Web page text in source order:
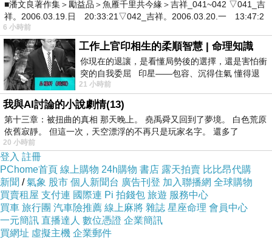
貝爾電池全系列均依照原廠電池的尺寸、規格製作，並通過ISO測試標準
阻之長效電池芯，IC保護迴路，具溫控及電流保險絲自動保護裝置，在過
上，符合國際安全規範，電流持久穩定，並獲得歐盟ROHS環保認證，品
本公司產品外銷歐美，並投保明台產物保險壹仟萬元整，讓您買的安心，
■潘文良著作集＞勵益品＞魚雁千里共今緣＞吉祥_041~042 ▽041_吉
祥。2006.03.19.日 20:33:21▽042_吉祥。2006.03.20.一 13:47:2
6 小時前
工作上官印相生的柔順智慧 | 命理知識
你現在的退讓，是看懂局勢後的選擇，還是害怕衝
突的自我委屈 印星——包容、沉得住氣 懂得退
一步觀察，不會
21 小時前
我與AI討論的小說劇情(13)
第十三章：被扭曲的真相 那天晚上。 堯禹舜又回到了夢境。 白色荒原
依舊寂靜。 但這一次，天空漂浮的不再只是玩家名字。 還多了
20 小時前
登入 註冊
PChome首頁 線上購物 24h購物 書店 露天拍賣 比比昂代購
新聞 /氣象 股市 個人新聞台 廣告刊登 加入聯播網 全球購物
買賣租屋 支付連 國際連 Pi 拍錢包 旅遊 服務中心
買車 旅行團 汽車險推薦 線上麻將 雜誌 星座命理 會員中心
一元簡訊 直播達人 數位憑證 企業簡訊
買網址 虛擬主機 企業郵件